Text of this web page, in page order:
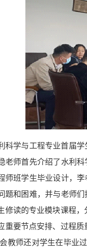
科学与工程专业首届
老师首先介绍了水利
师班学生毕业设计，
题和困难，并与老师
修读的专业模块课程
重要节点安排、过程
教师还对学生在毕业